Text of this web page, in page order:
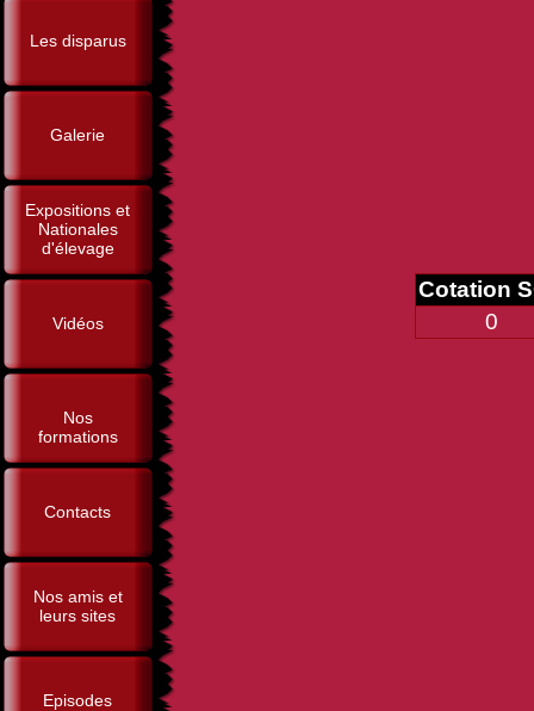
Les disparus
Galerie
Expositions et
Nationales
d'élevage
Vidéos
Nos
formations
Contacts
Nos amis et
leurs sites
Episodes
Cotation
0